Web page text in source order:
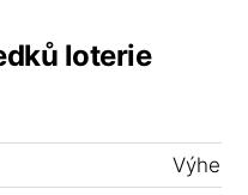
loterie